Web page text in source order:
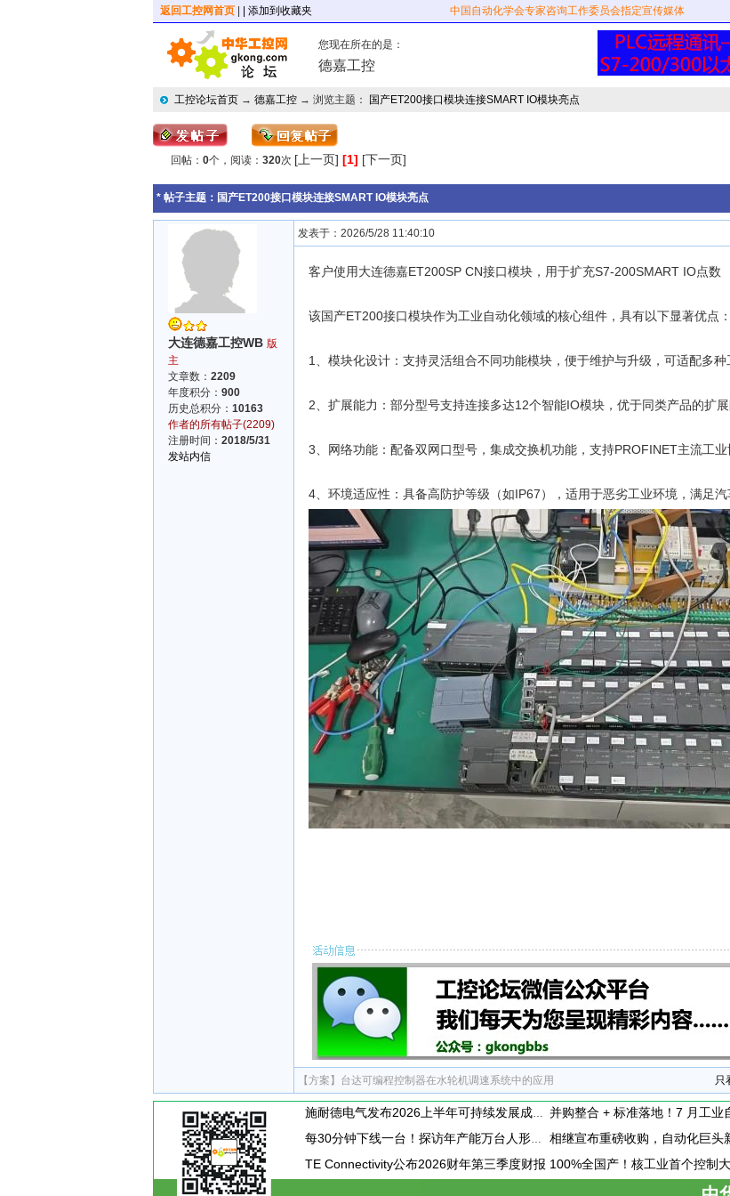
返回工控网首页 | 添加到收藏夹 中国自动化学会专家咨询工作委员会指定宣传媒体
您现在所在的是：
德嘉工控
工控论坛首页 → 德嘉工控 → 浏览主题： 国产ET200接口模块连接SMART IO模块亮点
回帖： 0个，阅读： 320次 [上一页] [1] [下一页]
* 帖子主题： 国产ET200接口模块连接SMART IO模块亮点
大连德嘉工控WB 版
主
文章数： 2209
年度积分： 900
历史总积分： 10163
作者的所有帖子(2209)
注册时间： 2018/5/31
发站内信
发表于：2026/5/28 11:40:10
客户使用大连德嘉ET200SP CN接口模块，用于扩充S7-200SMART IO点数
该国产ET200接口模块作为工业自动化领域的核心组件，具有以下显著优点：
1、模块化设计：支持灵活组合不同功能模块，便于维护与升级，可适配多种
2、扩展能力：部分型号支持连接多达12个智能IO模块，优于同类产品的扩展
3、网络功能：配备双网口型号，集成交换机功能，支持PROFINET主流工业
4、环境适应性：具备高防护等级（如IP67），适用于恶劣工业环境，满足汽
【方案】 台达可编程控制器在水轮机调速系统中的应用 只
施耐德电气发布2026上半年可持续发展成绩单 "Impact 2030"路线图开局稳健
每30分钟下线一台！探访年产能万台人形机器人工厂
TE Connectivity公布2026财年第三季度财报